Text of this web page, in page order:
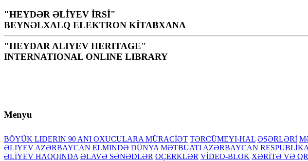
"HEYDƏR ƏLİYEV İRSİ"
BEYNƏLXALQ ELEKTRON KİTABXANA
"HEYDAR ALIYEV HERITAGE"
INTERNATIONAL ONLINE LIBRARY
Menyu
BÖYÜK LIDERIN 90 ANI OXUCULARA MÜRACİƏT TƏRCÜMEYI-HAL ƏSƏRLƏRİ
ƏLIYEV AZƏRBAYCAN ELMINDƏ DÜNYA MƏTBUATI AZƏRBAYCAN
ƏLİYEV HAQQINDA ƏLAVƏ SƏNƏDLƏR OÇERKLƏR VİDEO-BLOK XƏRİTƏ VƏ